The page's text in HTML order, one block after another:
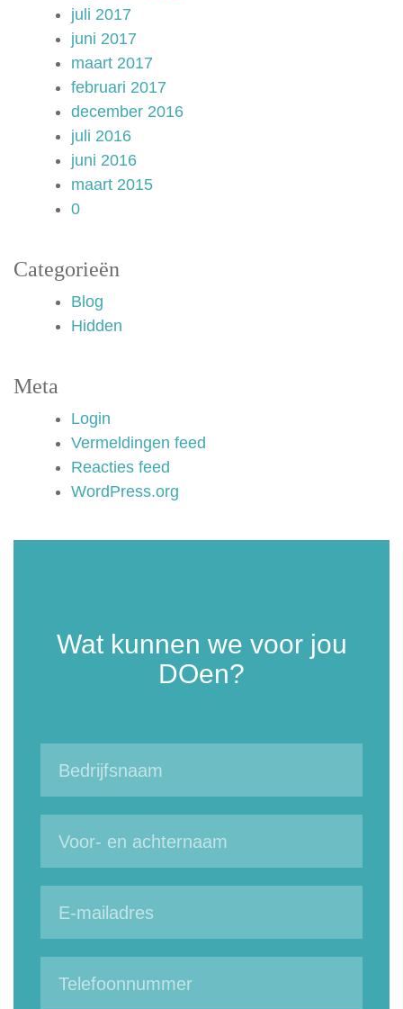
juli 2017
juni 2017
maart 2017
februari 2017
december 2016
juli 2016
juni 2016
maart 2015
0
Categorieën
Blog
Hidden
Meta
Login
Vermeldingen feed
Reacties feed
WordPress.org
Wat kunnen we voor jou
DOen?